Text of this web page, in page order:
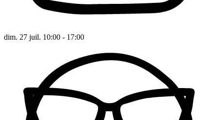
dim. 27 juil. 10:00 - 17:00